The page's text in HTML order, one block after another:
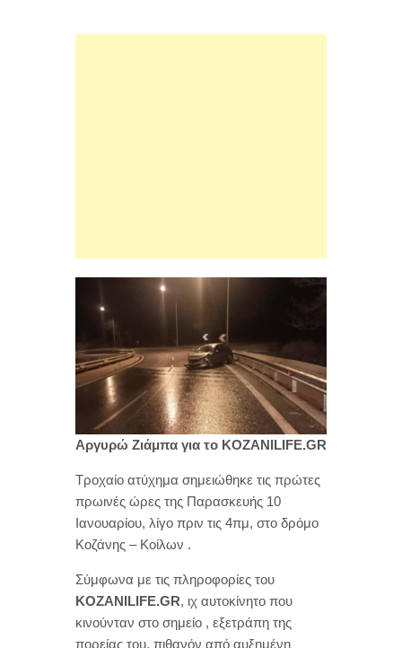
Αργυρώ Ζιάμπα για το KOZANILIFE.GR
Τροχαίο ατύχημα σημειώθηκε τις πρώτες
πρωινές ώρες της Παρασκευής 10
Ιανουαρίου, λίγο πριν τις 4πμ, στο δρόμο
Κοζάνης – Κοίλων .
Σύμφωνα με τις πληροφορίες του
KOZANILIFE.GR, ιχ αυτοκίνητο που
κινούνταν στο σημείο , εξετράπη της
πορείας του, πιθανόν από αυξημένη